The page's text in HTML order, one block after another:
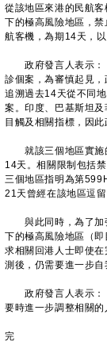
從該地區來港的民航
下的極高風險地區，
航客機，為期14天，
政府發言人表示：
診個案，為審慎起見
追溯過去14天從不同
案。印度、巴基斯坦
目觸及相關指標，因
就該三個地區實施
14天。相關限制包括
三個地區指明為第
21天曾經在該地區逗
與此同時，為了加
下的極高風險地區（
求相關回港人士即使
測後，仍需要進一步自
政府發言人表示：
要時進一步調整相關的
完